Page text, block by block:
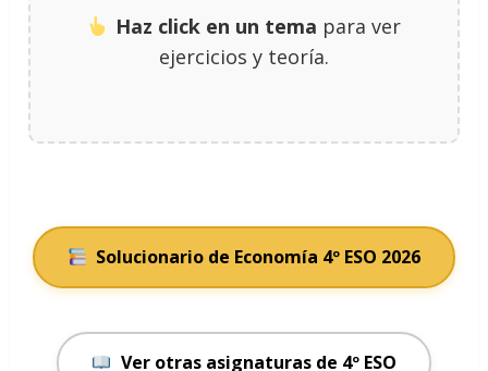
Haz click en un tema para ver
ejercicios y teoría.
Solucionario de Economía 4º ESO 2026
Ver otras asignaturas de 4º ESO